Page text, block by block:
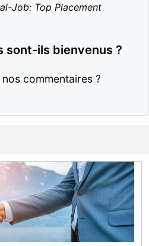
Job: Top Placement
sont-ils bienvenus ?
commentaires ?